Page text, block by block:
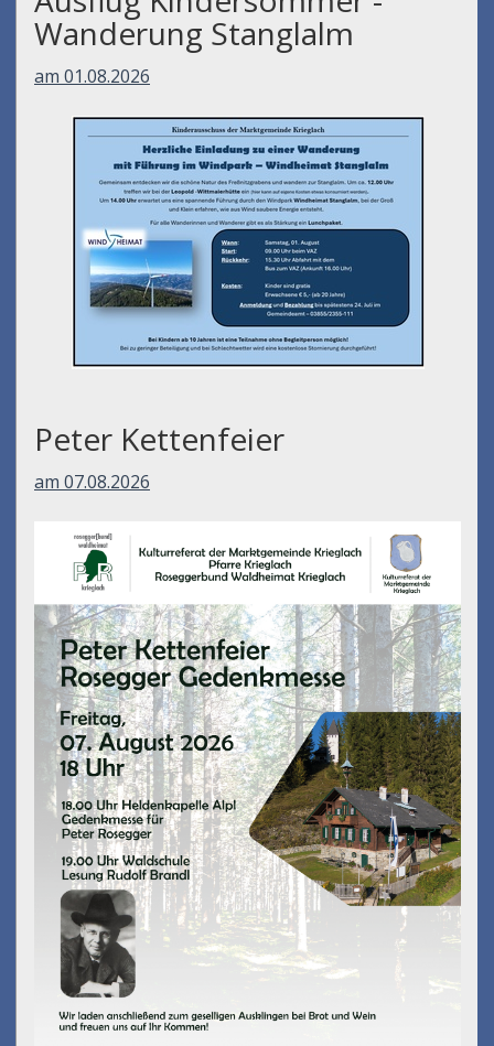
Wanderung Stanglalm
am 01.08.2026
Peter Kettenfeier
am 07.08.2026